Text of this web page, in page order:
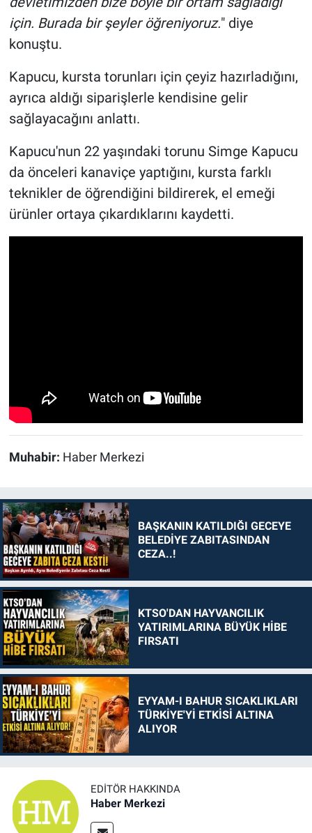
için. Burada bir şeyler öğreniyoruz." diye
konuştu.
Kapucu, kursta torunları için çeyiz hazırladığını,
ayrıca aldığı siparişlerle kendisine gelir
sağlayacağını anlattı.
Kapucu'nun 22 yaşındaki torunu Simge Kapucu
da önceleri kanaviçe yaptığını, kursta farklı
teknikler de öğrendiğini bildirerek, el emeği
ürünler ortaya çıkardıklarını kaydetti.
Muhabir: Haber Merkezi
BAŞKANIN KATILDIĞI GECEYE
BELEDİYE ZABITASINDAN
CEZA..!
KTSO'DAN HAYVANCILIK
YATIRIMLARINA BÜYÜK HİBE
FIRSATI
EYYAM-I BAHUR SICAKLIKLARI
TÜRKİYE'Yİ ETKİSİ ALTINA
ALIYOR
EDITÖR HAKKINDA
Haber Merkezi